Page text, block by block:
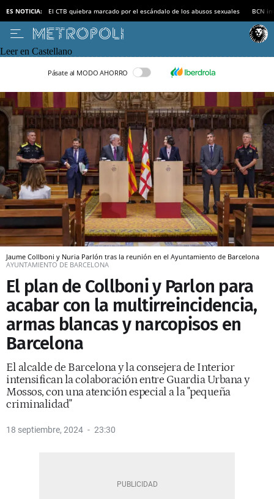
ES NOTICIA: El CTB quiebra marcado por el escándalo de los abusos sexuales BCN
Leer en Castellano
Pásate al MODO AHORRO
Jaume Collboni y Nuria Parlón tras la reunión en el Ayuntamiento de Barcelona
AYUNTAMIENTO DE BARCELONA
El plan de Collboni y Parlon para
acabar con la multirreincidencia,
armas blancas y narcopisos en
Barcelona
El alcalde de Barcelona y la consejera de Interior
intensifican la colaboración entre Guardia Urbana y
Mossos, con una atención especial a la "pequeña
criminalidad"
18 septiembre, 2024 23:30